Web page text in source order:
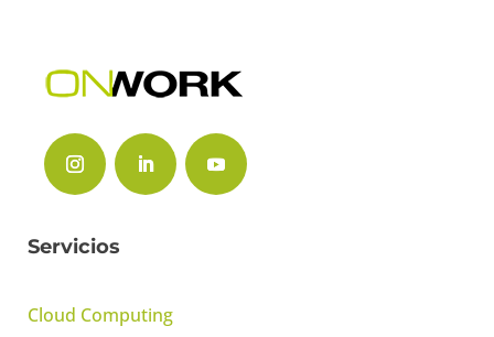
Servicios
Cloud Computing